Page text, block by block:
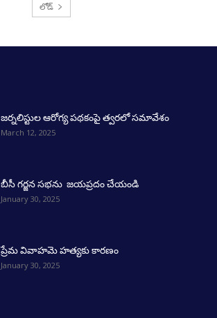
లోడ్
జర్నలిస్టుల ఆరోగ్య పథకంపై త్వరలో సమావేశం
March 12, 2025
బీసీ గర్జన సభను జయప్రదం చేయండి
January 30, 2025
ప్రేమ వివాహమె హత్యకు కారణం
January 30, 2025